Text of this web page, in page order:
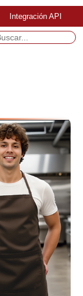
Integración API